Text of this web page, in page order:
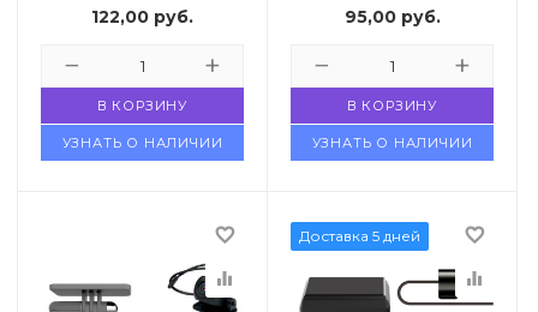
122,00 руб.
В КОРЗИНУ
УЗНАТЬ О НАЛИЧИИ
95,00 руб.
В КОРЗИНУ
УЗНАТЬ О НАЛИЧИИ
favorite_border
equalizer
Доставка 5 дней
favorite_border
equalizer